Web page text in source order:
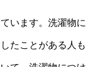
います。洗濯物に
たことがある人も